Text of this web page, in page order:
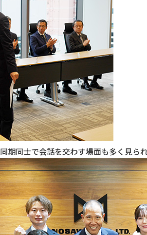
期同士で会話を交わす場面も多く見ら